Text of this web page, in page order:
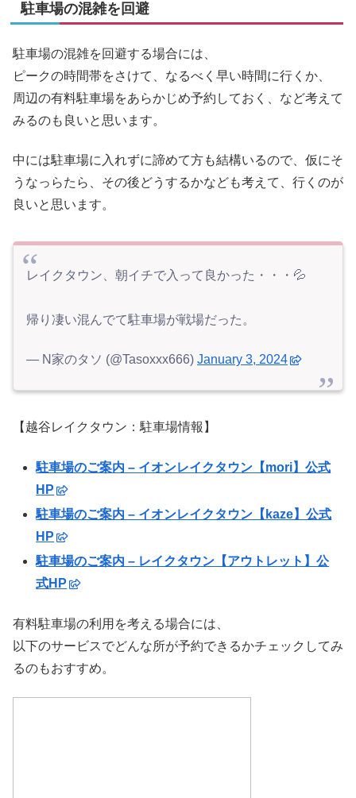
駐車場の混雑を回避
駐車場の混雑を回避する場合には、
ピークの時間帯をさけて、なるべく早い時間に行くか、
周辺の有料駐車場をあらかじめ予約しておく、など考えて
みるのも良いと思います。
中には駐車場に入れずに諦めて方も結構いるので、 仮にそ
うなっらたら、その後どうするかなども考えて、行くのが
良いと思います。
レイクタウン、朝イチで入って良かった・・・💦
帰り凄い混んでて駐車場が戦場だった。
— N家のタソ (@Tasoxxx666) January 3, 2024
【越谷レイクタウン：駐車場情報】
駐車場のご案内 – イオンレイクタウン【mori】公式
HP
駐車場のご案内 – イオンレイクタウン【kaze】公式
HP
駐車場のご案内 – レイクタウン【アウトレット】公
式HP
有料駐車場の利用を考える場合には、
以下のサービスでどんな所が予約できるかチェックしてみ
るのもおすすめ。